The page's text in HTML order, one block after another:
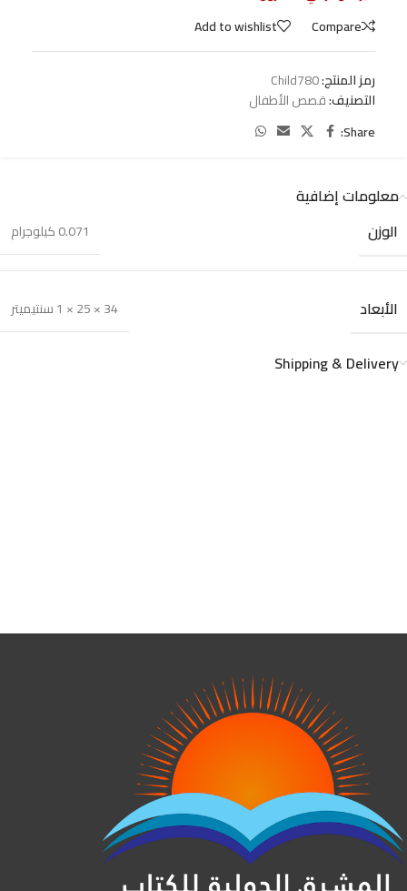
Compare
Add to wishlist
رمز المنتج:Child780
التصنيف:قصص الأطفال
Share:
معلومات إضافية
الوزن
0.071 كيلوجرام
الأبعاد 34 × 25 × 1 سنتيميتر
Shipping & Delivery